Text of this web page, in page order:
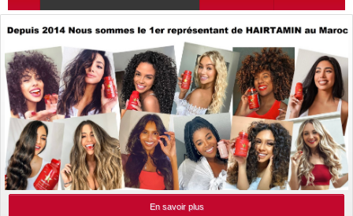
En savoir plus